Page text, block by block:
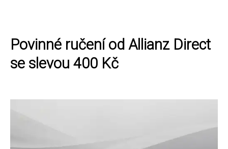
Povinné ručení od Allianz Direct
se slevou 400 Kč